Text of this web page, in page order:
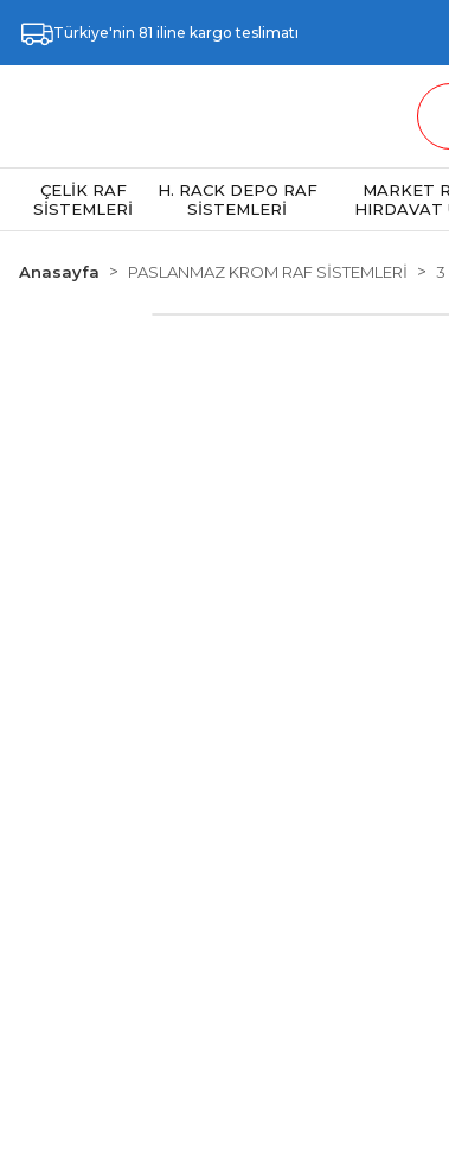
Türkiye'nin 81 iline kargo teslimatı
ÇELİK RAF
SİSTEMLERİ
H. RACK DEPO RAF
SİSTEMLERİ
MARKET
HIRDAVAT
Anasayfa PASLANMAZ KROM RAF SİSTEMLERİ 3